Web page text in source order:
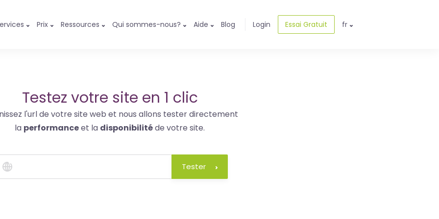
Prix Ressources Qui sommes-nous? Aide Blog Login Essai Gratuit fr
Testez votre site en 1 clic
l'url de votre site web et nous allons tester directement
la performanceet la disponibilitéde votre site.
Tester